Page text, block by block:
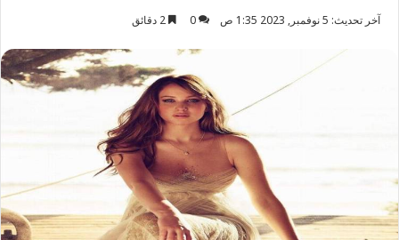
آخر تحديث: 5 نوفمبر, 2023 1:35 ص
0